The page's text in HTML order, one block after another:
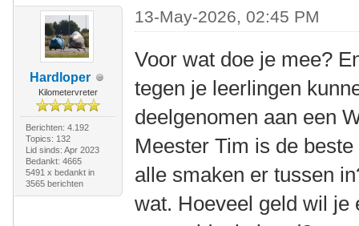
Hardloper
Kilometervreter
Berichten: 4.192
Topics: 132
Lid sinds: Apr 2023
Bedankt: 4665
5491 x bedankt in
3565 berichten
13-May-2026, 02:45 PM
Voor wat doe je mee?
tegen je leerlingen
deelgenomen aan een
Meester Tim is de
alle smaken er tussen
wat. Hoeveel geld wil je